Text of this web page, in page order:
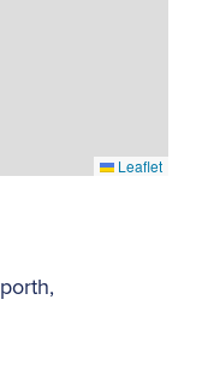
Leaflet